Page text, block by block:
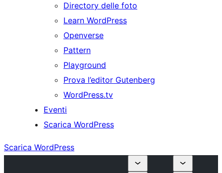
Directory delle foto
Learn WordPress
Openverse
Pattern
Playground
Prova l’editor Gutenberg
WordPress.tv
Eventi
Scarica WordPress
Scarica WordPress